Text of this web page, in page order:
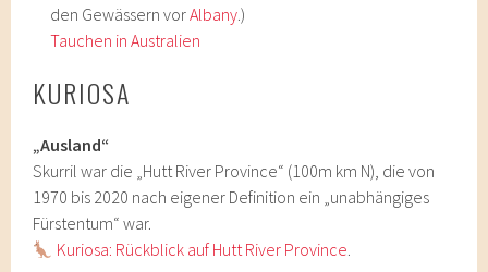
den Gewässern vorAlbany.)
Tauchen in Australien
KURIOSA
„Ausland“
Skurril war die „Hutt River Province“ (100m km N), die von
1970 bis 2020 nach eigener Definition ein „unabhängiges
Fürstentum“ war.
Kuriosa: Rückblick auf Hutt River Province.